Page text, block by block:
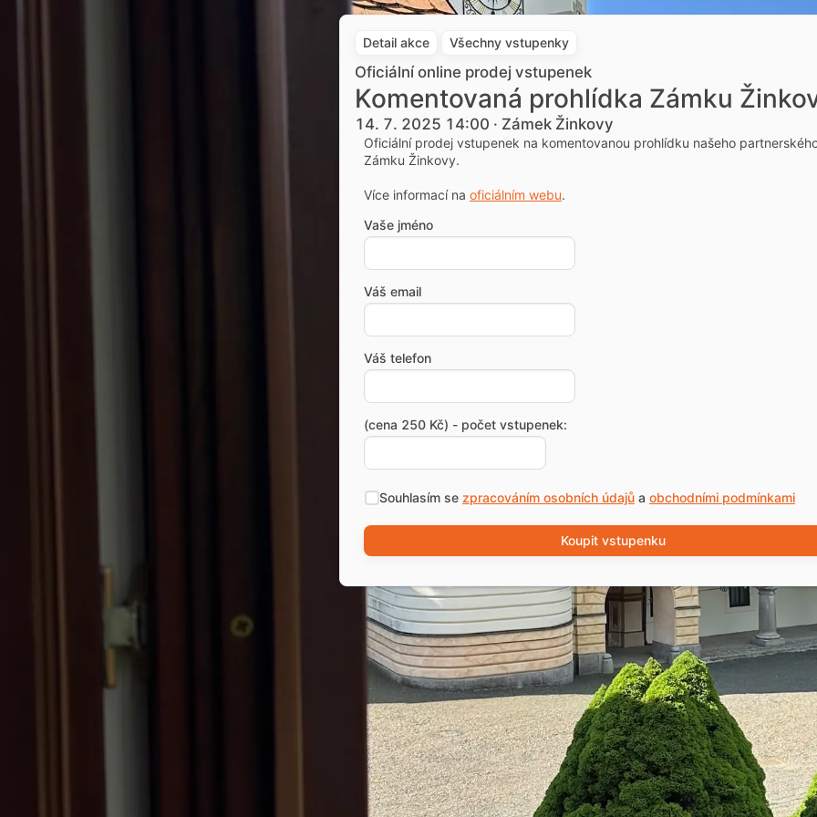
Detail akce Všechny vstupenky
Oficiální online prodej vstupenek
Komentovaná prohlídka Zámku
14. 7. 2025 14:00 · Zámek Žinkovy
Oficiální prodej vstupenek na komentovanou prohlídku našeho
Zámku Žinkovy.
Více informací na oficiálním webu.
Vaše jméno
Váš email
Váš telefon
(cena 250 Kč) - počet vstupenek:
Souhlasím se zpracováním osobních údajů a obchodními podmínkami
Koupit vstupenku